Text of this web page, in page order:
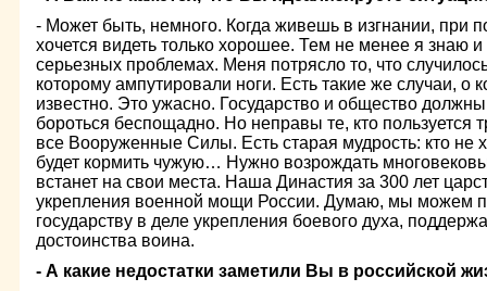
- Может быть, немного. Когда живешь в изгнании, при
хочется видеть только хорошее. Тем не менее я знаю
серьезных проблемах. Меня потрясло то, что
которому ампутировали ноги. Есть такие же случаи, о
известно. Это ужасно. Государство и общество
бороться беспощадно. Но неправы те, кто пользуется
все Вооруженные Силы. Есть старая мудрость: кто не
будет кормить чужую… Нужно возрождать
встанет на свои места. Наша Династия за 300 лет
укрепления военной мощи России. Думаю, мы можем
государству в деле укрепления боевого духа,
достоинства воина.
- А какие недостатки заметили Вы в российской